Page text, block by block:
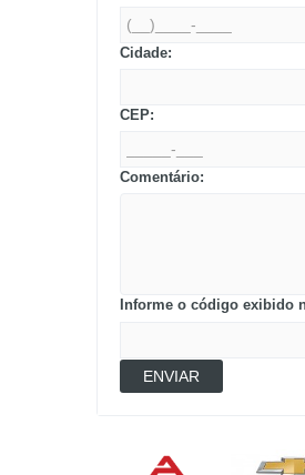
Cidade:
CEP:
Comentário:
Informe o código exibido
ENVIAR